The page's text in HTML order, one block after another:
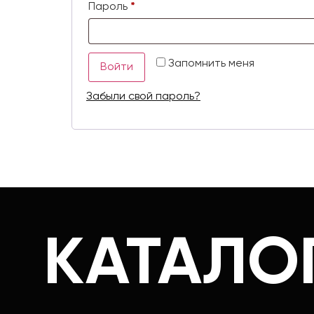
Пароль *
Запомнить меня
Войти
Забыли свой пароль?